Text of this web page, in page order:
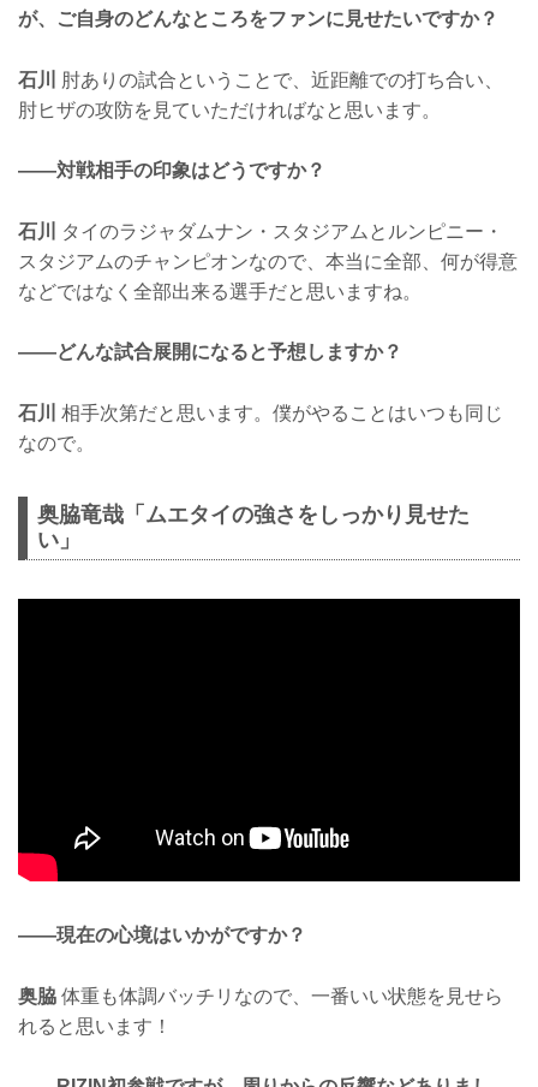
が、ご自身のどんなところをファンに見せたいですか？
石川
肘ありの試合ということで、近距離での打ち合い、
肘ヒザの攻防を見ていただければなと思います。
——対戦相手の印象はどうですか？
石川
タイのラジャダムナン・スタジアムとルンピニー・
スタジアムのチャンピオンなので、本当に全部、何が得意
などではなく全部出来る選手だと思いますね。
——どんな試合展開になると予想しますか？
石川
相手次第だと思います。僕がやることはいつも同じ
なので。
奥脇竜哉「ムエタイの強さをしっかり見せた
い」
——現在の心境はいかがですか？
奥脇 体重も体調バッチリなので、一番いい状態を見せら
れると思います！